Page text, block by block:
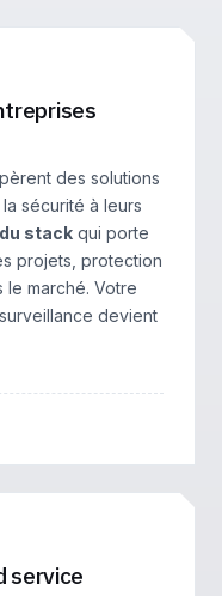
des solutions
sécurité à leurs
stack qui porte
projets, protection
marché. Votre
devient
service